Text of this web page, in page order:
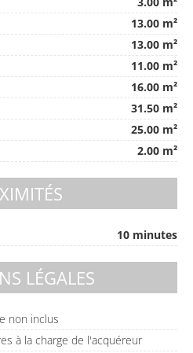
13.00 m²
13.00 m²
11.00 m²
16.00 m²
31.50 m²
25.00 m²
2.00 m²
10 minutes
LÉGALES
non inclus
à la charge de l'acquéreur